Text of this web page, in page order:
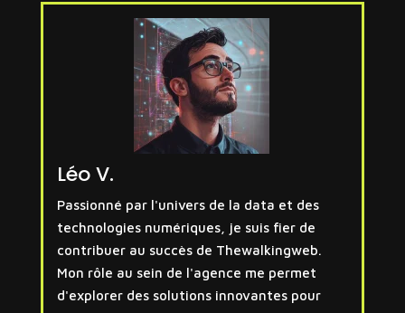
Léo V.
Passionné par l'univers de la data et des
technologies numériques, je suis fier de
contribuer au succès de Thewalkingweb.
Mon rôle au sein de l'agence me permet
d'explorer des solutions innovantes pour